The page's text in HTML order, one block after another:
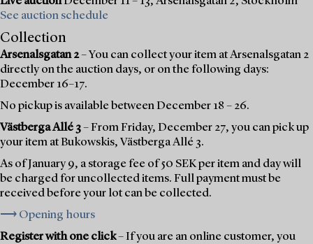
See auction schedule
Collection
Arsenalsgatan 2– You can collect your item at Arsenalsgatan 2
directly on the auction days, or on the following days:
December 16–17.
No pickup is available between December 18 – 26.
Västberga Allé 3– From Friday, December 27, you can pick up
your item at Bukowskis, Västberga Allé 3.
As of January 9, a storage fee of 50 SEK per item and day will
be charged for uncollected items. Full payment must be
received before your lot can be collected.
⟶ Opening hours
Register with one click– If you are an online customer, you